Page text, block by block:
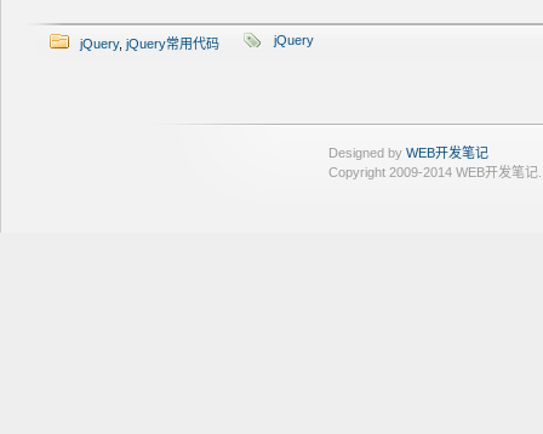
jQuery, jQuery常用代码 jQuery
Designed by WEB开发笔记
Copyright 2009-2014 WEB开发笔